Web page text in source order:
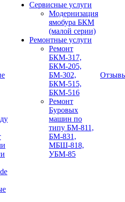
Сервисные услуги
Модернизация
ямобура БКМ
(малой серии)
Ремонтные услуги
Ремонт
БКМ-317,
БКМ-205,
БМ-302,
БКМ-515,
БКМ-516
Ремонт
Буровых
машин по
типу БМ-811,
БМ-831,
МБШ-818,
УБМ-85